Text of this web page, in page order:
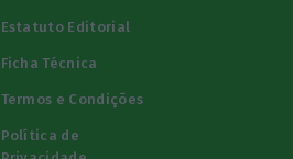
Estatuto Editorial
Ficha Técnica
Termos e Condições
Política de